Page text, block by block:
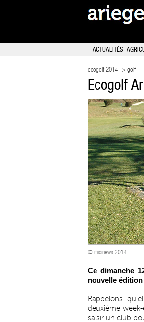
ACTUALITÉS
ecogolf 2014 > golf
Ecogolf
© midinews 2014
Ce dimanche
nouvelle
Rappelons
deuxième
saisir un club